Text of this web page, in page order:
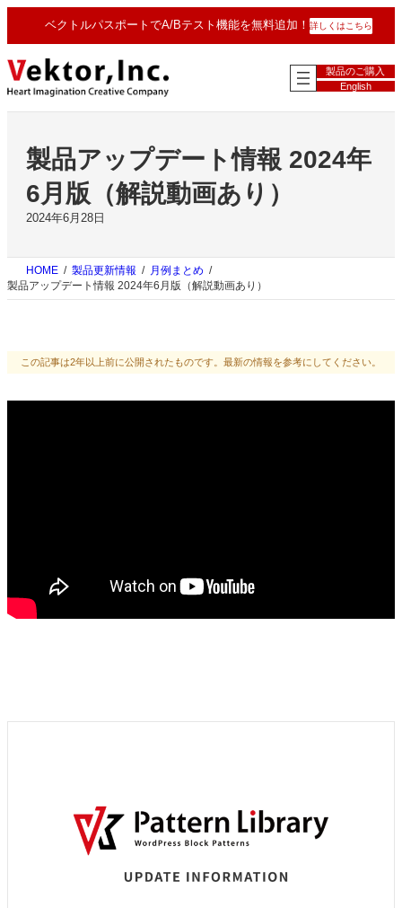
を
ス
キ
ッ
ベクトルパスポートでA/Bテスト機能を無料追加！ 詳しくはこちら
製品のご購入
English
製品アップデート情報 2024年
6月版（解説動画あり）
2024年6月28日
HOME 製品更新情報
月例まとめ
製品アップデート情報 2024年6月版（解説動画あり）
この記事は2年以上前に公開されたものです。最新の情報を参考にしてください。